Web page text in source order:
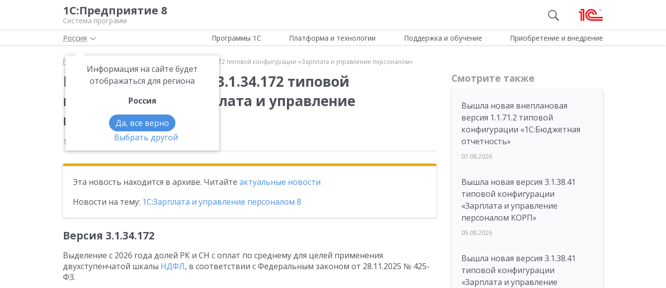
1С:Предприятие 8
Система программ
Россия
Информация на сайте будет
отображаться для региона
Россия
Да, все верно
Выбрать другой
Программы 1С Платформа и технологии Поддержка и обучение Приобретение и внедрение
Главная Вышла новая версия 3.1.34.172 типовой конфигурации «Зарплата и управление персоналом»
Вышла новая версия 3.1.34.172 типовой
конфигурации «Зарплата и управление
персоналом»
15.12.2025
Эта новость находится в архиве. Читайте актуальные новости
Новости на тему: 1С:Зарплата и управление персоналом 8
Версия 3.1.34.172
Выделение с 2026 года долей РК и СН с оплат по среднему для целей применения
двухступенчатой шкалы НДФЛ, в соответствии с Федеральным законом от 28.11.2025 № 425-
ФЗ.
Смотрите также
Вышла новая внеплановая
версия 1.1.71.2 типовой
конфигурации «1C:Бюджетная
отчетность»
07.08.2026
Вышла новая версия 3.1.38.41
типовой конфигурации
«Зарплата и управление
персоналом КОРП»
05.08.2026
Вышла новая версия 3.1.38.41
типовой конфигурации
«Зарплата и управление